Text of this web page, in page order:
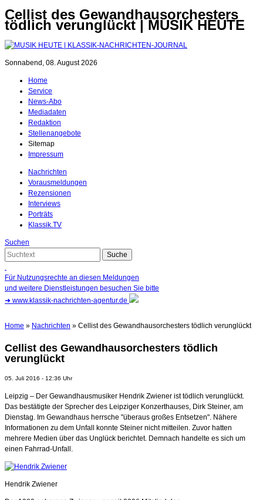
Cellist des Gewandhausorchesters
tödlich verunglückt | MUSIK HEUTE
Sonnabend, 08. August 2026
Home
Service
News-Abo
Mediadaten
Redaktion
Stellenangebote
Sitemap
Impressum
Nachrichten
Vorausmeldungen
Rezensionen
Interviews
Porträts
Klassik.TV
Suchen
Für Nutzungsrechte an diesen Meldungen
und weitere Dienstleistungen besuchen Sie bitte
➜ www.klassik-nachrichten-agentur.de
Home » Nachrichten » Cellist des Gewandhausorchesters tödlich verunglückt
Cellist des Gewandhausorchesters tödlich
verunglückt
05. Juli 2016 - 12:36 Uhr
Leipzig – Der Gewandhausmusiker Hendrik Zwiener ist tödlich verunglückt.
Das bestätigte der Sprecher des Leipziger Konzerthauses, Dirk Steiner, am
Dienstag. Im Gewandhaus herrsche "überaus großes Entsetzen". Nähere
Informationen zu dem Unfall konnte Steiner nicht mitteilen. Zuvor hatten
mehrere Medien über das Unglück berichtet. Demnach handelte es sich um
einen Fahrrad-Unfall.
Hendrik Zwiener